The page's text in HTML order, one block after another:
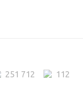
112
251 712